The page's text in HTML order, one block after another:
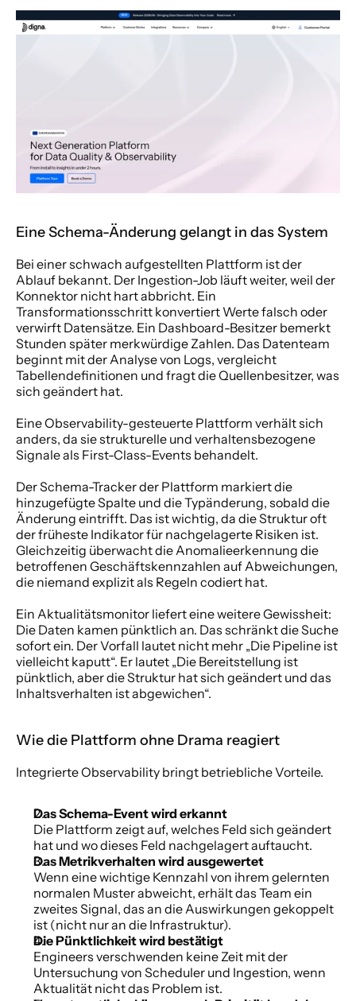
Eine Schema-Änderung gelangt in das System
Bei einer schwach aufgestellten Plattform ist der
Ablauf bekannt. Der Ingestion-Job läuft weiter, weil der
Konnektor nicht hart abbricht. Ein
Transformationsschritt konvertiert Werte falsch oder
verwirft Datensätze. Ein Dashboard-Besitzer bemerkt
Stunden später merkwürdige Zahlen. Das Datenteam
beginnt mit der Analyse von Logs, vergleicht
Tabellendefinitionen und fragt die Quellenbesitzer, was
sich geändert hat.
Eine Observability-gesteuerte Plattform verhält sich
anders, da sie strukturelle und verhaltensbezogene
Signale als First-Class-Events behandelt.
Der Schema-Tracker der Plattform markiert die
hinzugefügte Spalte und die Typänderung, sobald die
Änderung eintrifft. Das ist wichtig, da die Struktur oft
der früheste Indikator für nachgelagerte Risiken ist.
Gleichzeitig überwacht die Anomalieerkennung die
betroffenen Geschäftskennzahlen auf Abweichungen,
die niemand explizit als Regeln codiert hat.
Ein Aktualitätsmonitor liefert eine weitere Gewissheit:
Die Daten kamen pünktlich an. Das schränkt die Suche
sofort ein. Der Vorfall lautet nicht mehr „Die Pipeline ist
vielleicht kaputt“. Er lautet „Die Bereitstellung ist
pünktlich, aber die Struktur hat sich geändert und das
Inhaltsverhalten ist abgewichen“.
Wie die Plattform ohne Drama reagiert
Integrierte Observability bringt betriebliche Vorteile.
Das Schema-Event wird erkannt
Die Plattform zeigt auf, welches Feld sich geändert
hat und wo dieses Feld nachgelagert auftaucht.
Das Metrikverhalten wird ausgewertet
Wenn eine wichtige Kennzahl von ihrem gelernten
normalen Muster abweicht, erhält das Team ein
zweites Signal, das an die Auswirkungen gekoppelt
ist (nicht nur an die Infrastruktur).
Die Pünktlichkeit wird bestätigt
Engineers verschwenden keine Zeit mit der
Untersuchung von Scheduler und Ingestion, wenn
Aktualität nicht das Problem ist.